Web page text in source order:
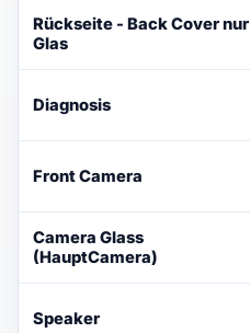
Rückseite - Back Cover nur
Glas
Diagnosis
Front Camera
Camera Glass
(HauptCamera)
Speaker